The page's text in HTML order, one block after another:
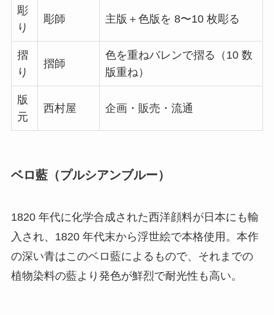
彫
り
彫師 主版＋色版を 8〜10 枚彫る
摺
り
摺師
色を重ねバレンで摺る（10 数
版重ね）
版
元
西村屋 企画・販売・流通
ベロ藍（プルシアンブルー）
1820 年代に化学合成された西洋顔料が日本にも輸
入され、1820 年代末から浮世絵で本格使用。本作
の深い青はこのベロ藍によるもので、それまでの
植物染料の藍より発色が鮮烈で耐光性も高い。